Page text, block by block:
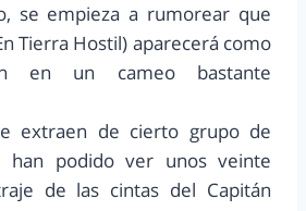
se empieza a rumorear que
Tierra Hostil) aparecerá como
en un cameo bastante
extraen de cierto grupo de
han podido ver unos veinte
de las cintas del Capitán